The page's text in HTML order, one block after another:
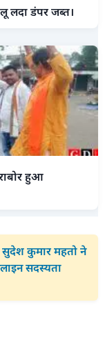
लदा डंपर जब्त।
हुआ
सुदेश कुमार महतो ने
सदस्यता